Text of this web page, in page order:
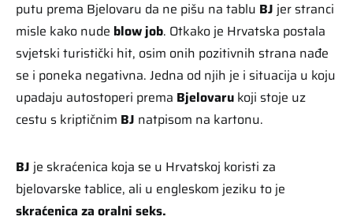
putu prema Bjelovaru da ne pišu na tablu BJ jer stranci
misle kako nude blow job. Otkako je Hrvatska postala
svjetski turistički hit, osim onih pozitivnih strana nađe
se i poneka negativna. Jedna od njih je i situacija u koju
upadaju autostoperi prema Bjelovaru koji stoje uz
cestu s kriptičnim BJ natpisom na kartonu.
BJ je skraćenica koja se u Hrvatskoj koristi za
bjelovarske tablice, ali u engleskom jeziku to je
skraćenica za oralni seks.